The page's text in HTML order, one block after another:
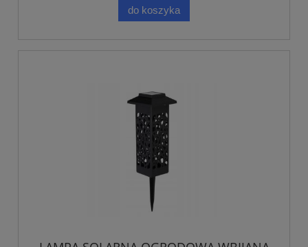
do koszyka